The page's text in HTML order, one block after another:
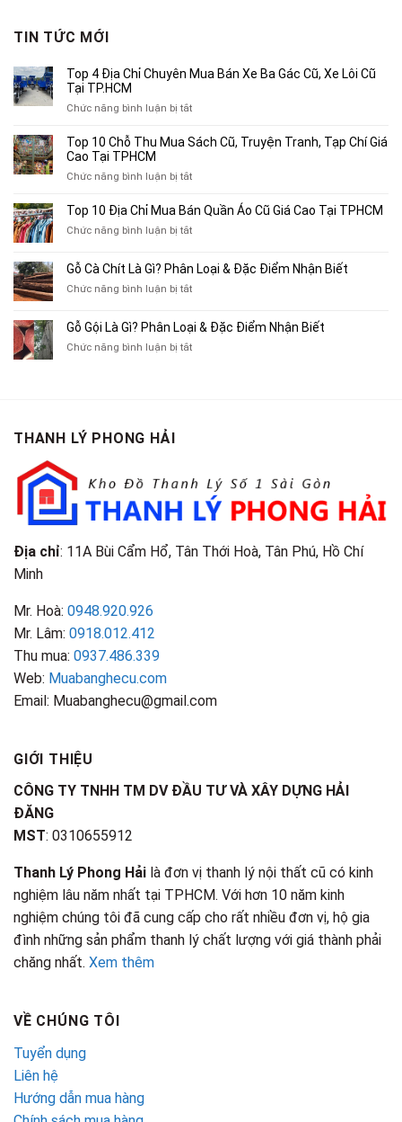
TIN TỨC MỚI
Top 4 Địa Chỉ Chuyên Mua Bán Xe Ba Gác Cũ, Xe Lôi Cũ
Tại TP.HCM
Chức năng bình luận bị tắtở
4
Bán
Xe
Cũ,
Xe
Cũ
TP.HCM
Top 10 Chỗ Thu Mua Sách Cũ, Truyện Tranh, Tạp Chí Giá
Cao Tại TPHCM
Chức năng bình luận bị tắtở
10
Thu
Sách
Tạp
Chí
Top 10 Địa Chỉ Mua Bán Quần Áo Cũ Giá Cao Tại TPHCM
Chức năng bình luận bị tắtở
Địa
Chỉ
Bán
Áo
Gỗ Cà Chít Là Gì? Phân Loại & Đặc Điểm Nhận Biết
Chức năng bình luận bị tắtở
Chít
Là
Gỗ Gội Là Gì? Phân Loại & Đặc Điểm Nhận Biết
Chức năng bình luận bị tắtở
Điểm
Nhận
Biết
THANH LÝ PHONG HẢI
Địa chỉ: 11A Bùi Cẩm Hổ, Tân Thới Hoà, Tân Phú, Hồ Chí
Minh
Mr. Hoà: 0948.920.926
Mr. Lâm: 0918.012.412
Thu mua: 0937.486.339
Web: Muabanghecu.com
Email: Muabanghecu@gmail.com
GIỚI THIỆU
CÔNG TY TNHH TM DV ĐẦU TƯ VÀ XÂY DỰNG HẢI
ĐĂNG
MST: 0310655912
Thanh Lý Phong Hải là đơn vị thanh lý nội thất cũ có kinh
nghiệm lâu năm nhất tại TPHCM. Với hơn 10 năm kinh
nghiệm chúng tôi đã cung cấp cho rất nhiều đơn vị, hộ gia
đình những sản phẩm thanh lý chất lượng với giá thành phải
chăng nhất. Xem thêm
VỀ CHÚNG TÔI
Tuyển dụng
Liên hệ
Hướng dẫn mua hàng